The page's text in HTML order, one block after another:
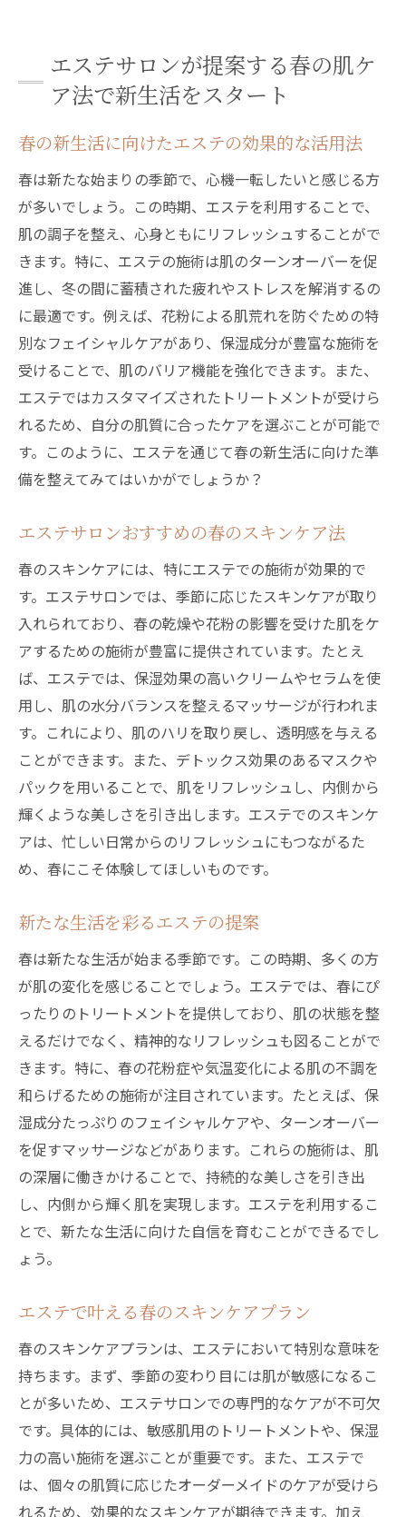
エステサロンが提案する春の肌ケ
ア法で新生活をスタート
春の新生活に向けたエステの効果的な活用法
春は新たな始まりの季節で、心機一転したいと感じる方
が多いでしょう。この時期、エステを利用することで、
肌の調子を整え、心身ともにリフレッシュすることがで
きます。特に、エステの施術は肌のターンオーバーを促
進し、冬の間に蓄積された疲れやストレスを解消するの
に最適です。例えば、花粉による肌荒れを防ぐための特
別なフェイシャルケアがあり、保湿成分が豊富な施術を
受けることで、肌のバリア機能を強化できます。また、
エステではカスタマイズされたトリートメントが受けら
れるため、自分の肌質に合ったケアを選ぶことが可能で
す。このように、エステを通じて春の新生活に向けた準
備を整えてみてはいかがでしょうか？
エステサロンおすすめの春のスキンケア法
春のスキンケアには、特にエステでの施術が効果的で
す。エステサロンでは、季節に応じたスキンケアが取り
入れられており、春の乾燥や花粉の影響を受けた肌をケ
アするための施術が豊富に提供されています。たとえ
ば、エステでは、保湿効果の高いクリームやセラムを使
用し、肌の水分バランスを整えるマッサージが行われま
す。これにより、肌のハリを取り戻し、透明感を与える
ことができます。また、デトックス効果のあるマスクや
パックを用いることで、肌をリフレッシュし、内側から
輝くような美しさを引き出します。エステでのスキンケ
アは、忙しい日常からのリフレッシュにもつながるた
め、春にこそ体験してほしいものです。
新たな生活を彩るエステの提案
春は新たな生活が始まる季節です。この時期、多くの方
が肌の変化を感じることでしょう。エステでは、春にぴ
ったりのトリートメントを提供しており、肌の状態を整
えるだけでなく、精神的なリフレッシュも図ることがで
きます。特に、春の花粉症や気温変化による肌の不調を
和らげるための施術が注目されています。たとえば、保
湿成分たっぷりのフェイシャルケアや、ターンオーバー
を促すマッサージなどがあります。これらの施術は、肌
の深層に働きかけることで、持続的な美しさを引き出
し、内側から輝く肌を実現します。エステを利用するこ
とで、新たな生活に向けた自信を育むことができるでし
ょう。
エステで叶える春のスキンケアプラン
春のスキンケアプランは、エステにおいて特別な意味を
持ちます。まず、季節の変わり目には肌が敏感になるこ
とが多いため、エステサロンでの専門的なケアが不可欠
です。具体的には、敏感肌用のトリートメントや、保湿
力の高い施術を選ぶことが重要です。また、エステで
は、個々の肌質に応じたオーダーメイドのケアが受けら
れるため、効果的なスキンケアが期待できます。加え